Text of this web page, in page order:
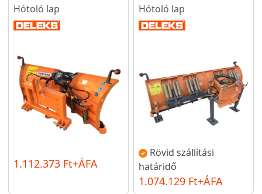
Hótoló lap
1.112.373 Ft+ÁFA
Hótoló lap
Rövid szállítási
határidő
1.074.129 Ft+ÁFA